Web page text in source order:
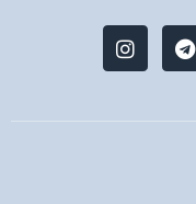
T
e
l
I
n
s